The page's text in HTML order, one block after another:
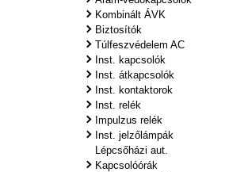
Kombinált ÁVK
Biztosítók
Túlfeszvédelem AC
Inst. kapcsolók
Inst. átkapcsolók
Inst. kontaktorok
Inst. relék
Impulzus relék
Inst. jelzőlámpák
Lépcsőházi aut.
Kapcsolóórák